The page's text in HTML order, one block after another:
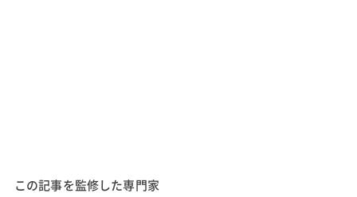
この記事を監修した専門家